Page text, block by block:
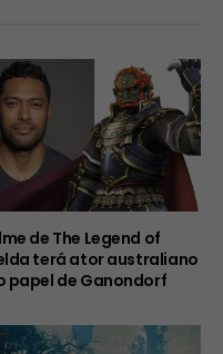
de The Legend of
terá ator australiano
papel de Ganondorf